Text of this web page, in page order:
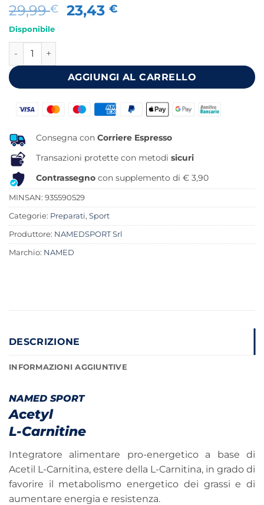
29,99€
Il
29,99 €.
23,43€
23,43 €.
Disponibile
ACETYL L-CARNITINE 60 CAPSULE quantità
AGGIUNGI AL CARRELLO
Consegna con Corriere Espresso
Transazioni protette con metodi sicuri
Contrassegno con supplemento di € 3,90
MINSAN: 935590529
Categorie: Preparati, Sport
Produttore: NAMEDSPORT Srl
Marchio: NAMED
DESCRIZIONE
INFORMAZIONI AGGIUNTIVE
NAMED SPORT
Acetyl
L-Carnitine
Integratore alimentare pro-energetico a base di
Acetil L-Carnitina, estere della L-Carnitina, in grado di
favorire il metabolismo energetico dei grassi e di
aumentare energia e resistenza.